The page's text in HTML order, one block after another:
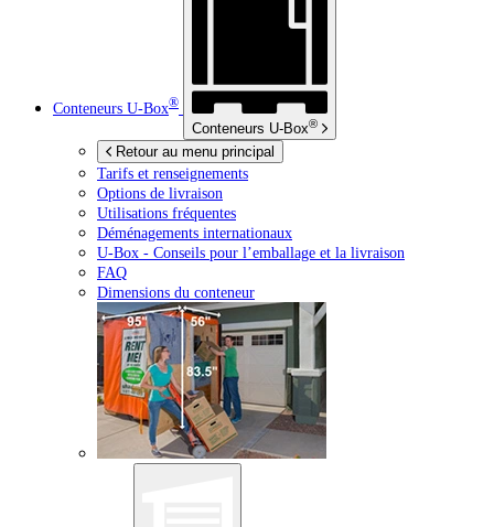
Conteneurs U-Box®
Conteneurs U-Box®
Retour au menu principal
Tarifs et renseignements
Options de livraison
Utilisations fréquentes
Déménagements internationaux
U-Box - Conseils pour l’emballage et la livraison
FAQ
Dimensions du conteneur